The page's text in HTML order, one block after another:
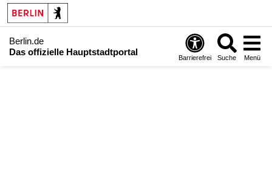
Berlin.de
Das offizielle Hauptstadtportal
Barrierefrei Suche Menü